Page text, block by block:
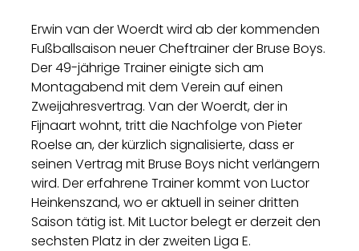
Erwin van der Woerdt wird ab der kommenden
Fußballsaison neuer Cheftrainer der Bruse Boys.
Der 49-jährige Trainer einigte sich am
Montagabend mit dem Verein auf einen
Zweijahresvertrag. Van der Woerdt, der in
Fijnaart wohnt, tritt die Nachfolge von Pieter
Roelse an, der kürzlich signalisierte, dass er
seinen Vertrag mit Bruse Boys nicht verlängern
wird. Der erfahrene Trainer kommt von Luctor
Heinkenszand, wo er aktuell in seiner dritten
Saison tätig ist. Mit Luctor belegt er derzeit den
sechsten Platz in der zweiten Liga E.